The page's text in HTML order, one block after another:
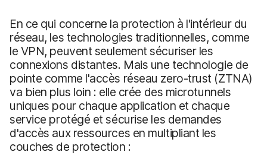
En ce qui concerne la protection à l'intérieur du
réseau, les technologies traditionnelles, comme
le VPN, peuvent seulement sécuriser les
connexions distantes. Mais une technologie de
pointe comme l'accès réseau zero-trust (ZTNA)
va bien plus loin : elle crée des microtunnels
uniques pour chaque application et chaque
service protégé et sécurise les demandes
d'accès aux ressources en multipliant les
couches de protection :